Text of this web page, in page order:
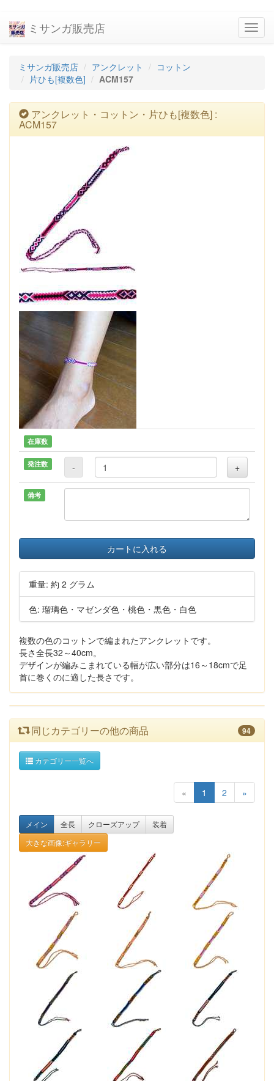
ミサンガ販売店
ミサンガ販売店 アンクレット
コットン
片ひも[複数色]
ACM157
アンクレット・コットン・片ひも[複数色] :
ACM157
在庫数
発注数 - +
備考
カートに入れる
重量: 約 2 グラム
色: 瑠璃色・マゼンダ色・桃色・黒色・白色
複数の色のコットンで編まれたアンクレットです。
長さ全長32～40cm。
デザインが編みこまれている幅が広い部分は16～18cmで足
首に巻くのに適した長さです。
同じカテゴリーの他の商品 94
カテゴリー一覧へ
« 1 2 »
メイン 全長 クローズアップ
装着
大きな画像:ギャラリー